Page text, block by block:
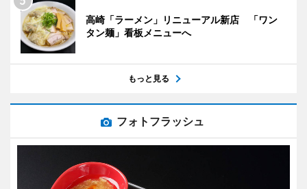
高崎「ラーメン」リニューアル新店 「ワン
タン麺」看板メニューへ
もっと見る
フォトフラッシュ